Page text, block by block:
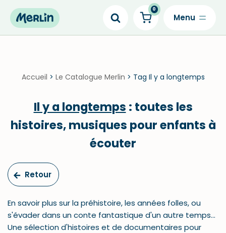
Skip
0
Accueil > Le Catalogue Merlin > Tag Il y a longtemps
Il y a longtemps : toutes les
histoires, musiques pour enfants à
écouter
Retour
En savoir plus sur la préhistoire, les années folles, ou
s'évader dans un conte fantastique d'un autre temps...
Une sélection d'histoires et de documentaires pour